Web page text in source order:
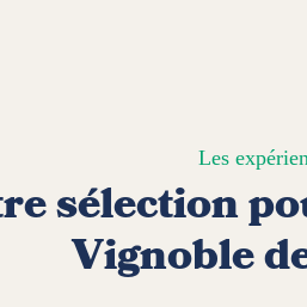
Les
sélection
Vignoble